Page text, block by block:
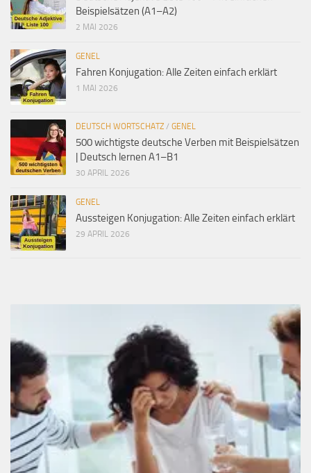
Beispielsätzen (A1–A2)
2 MAI 2026
GENEL
Fahren Konjugation: Alle Zeiten einfach erklärt
1 MAI 2026
DEUTSCH WORTSCHATZ / GENEL
500 wichtigste deutsche Verben mit Beispielsätzen
| Deutsch lernen A1–B1
30 APRIL 2026
GENEL
Aussteigen Konjugation: Alle Zeiten einfach erklärt
29 APRIL 2026